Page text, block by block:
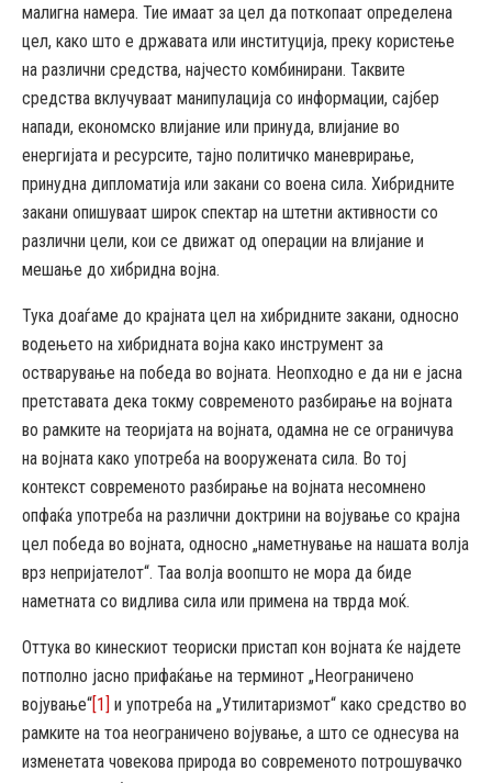
малигна намера. Тие имаат за цел да поткопаат определена
цел, како што е државата или институција, преку користење
на различни средства, најчесто комбинирани. Таквите
средства вклучуваат манипулација со информации, сајбер
напади, економско влијание или принуда, влијание во
енергијата и ресурсите, тајно политичко маневрирање,
принудна дипломатија или закани со воена сила. Хибридните
закани опишуваат широк спектар на штетни активности со
различни цели, кои се движат од операции на влијание и
мешање до хибридна војна.
Тука доаѓаме до крајната цел на хибридните закани, односно
водењето на хибридната војна како инструмент за
остварување на победа во војната. Неопходно е да ни е јасна
претставата дека токму современото разбирање на војната
во рамките на теоријата на војната, одамна не се ограничува
на војната како употреба на вооружената сила. Во тој
контекст современото разбирање на војната несомнено
опфаќа употреба на различни доктрини на војување со крајна
цел победа во војната, односно „наметнување на нашата волја
врз непријателот“. Таа волја воопшто не мора да биде
наметната со видлива сила или примена на тврда моќ.
Оттука во кинескиот теориски пристап кон војната ќе најдете
потполно јасно прифаќање на терминот „Неограничено
војување“[1] и употреба на „Утилитаризмот“ како средство во
рамките на тоа неограничено војување, а што се однесува на
изменетата човекова природа во современото потрошувачко